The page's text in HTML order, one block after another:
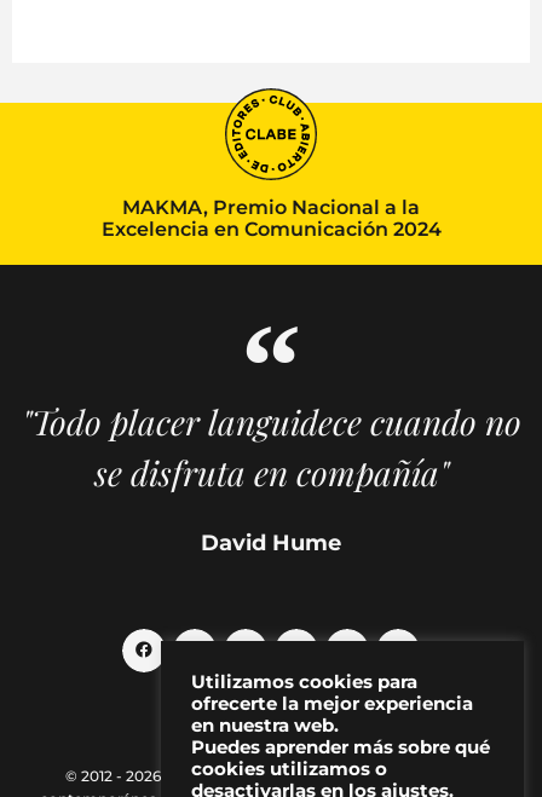
MAKMA, Premio Nacional a la
Excelencia en Comunicación 2024
"Todo placer languidece cuando no
se disfruta en compañía"
David Hume
© 2012 - 2026 MAKMA | Revista de artes visuales y cultura
Utilizamos cookies para
ofrecerte la mejor experiencia
en nuestra web.
Puedes aprender más sobre qué
cookies utilizamos o
desactivarlas en los ajustes.